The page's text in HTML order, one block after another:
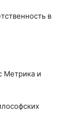
в
Метрика и